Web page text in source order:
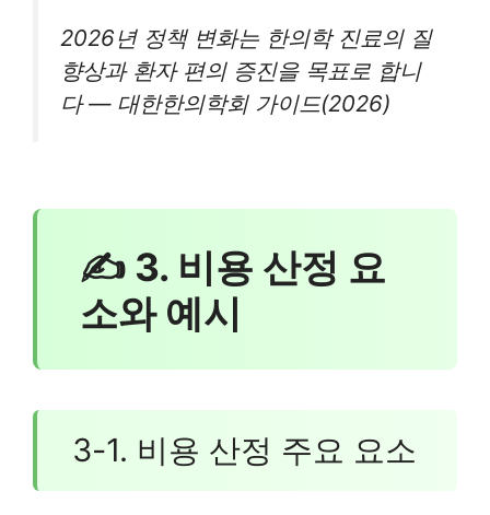
2026년 정책 변화는 한의학 진료의 질
향상과 환자 편의 증진을 목표로 합니
다 — 대한한의학회 가이드(2026)
✍ 3. 비용 산정 요
소와 예시
3-1. 비용 산정 주요 요소